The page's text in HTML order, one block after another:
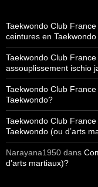
Taekwondo Club France
ceintures en Taekwondo
Taekwondo Club France
assouplissement ischio
Taekwondo Club France
Taekwondo?
Taekwondo Club France
Taekwondo (ou d’arts
Narayana1950 dans
d’arts martiaux)?